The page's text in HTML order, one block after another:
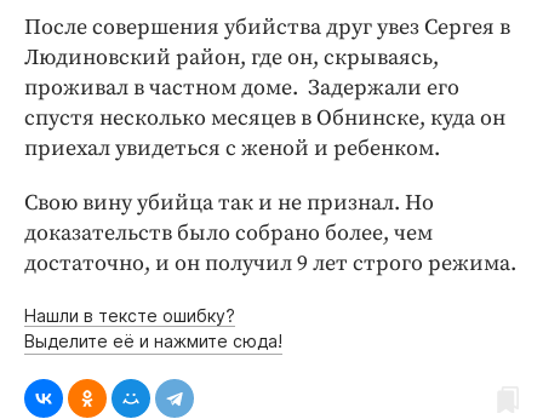
После совершения убийства друг увез Сергея в
Людиновский район, где он, скрываясь,
проживал в частном доме. Задержали его
спустя несколько месяцев в Обнинске, куда он
приехал увидеться с женой и ребенком.
Свою вину убийца так и не признал. Но
доказательств было собрано более, чем
достаточно, и он получил 9 лет строго режима.
Нашли в тексте ошибку?
Выделите её и нажмите сюда!